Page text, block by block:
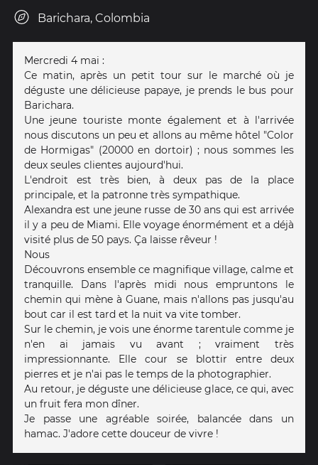
Barichara, Colombia
Mercredi 4 mai :
Ce matin, après un petit tour sur le marché où je
déguste une délicieuse papaye, je prends le bus pour
Barichara.
Une jeune touriste monte également et à l'arrivée
nous discutons un peu et allons au même hôtel "Color
de Hormigas" (20000 en dortoir) ; nous sommes les
deux seules clientes aujourd'hui.
L'endroit est très bien, à deux pas de la place
principale, et la patronne très sympathique.
Alexandra est une jeune russe de 30 ans qui est arrivée
il y a peu de Miami. Elle voyage énormément et a déjà
visité plus de 50 pays. Ça laisse rêveur !
Nous
Découvrons ensemble ce magnifique village, calme et
tranquille. Dans l'après midi nous empruntons le
chemin qui mène à Guane, mais n'allons pas jusqu'au
bout car il est tard et la nuit va vite tomber.
Sur le chemin, je vois une énorme tarentule comme je
n'en ai jamais vu avant ; vraiment très
impressionnante. Elle cour se blottir entre deux
pierres et je n'ai pas le temps de la photographier.
Au retour, je déguste une délicieuse glace, ce qui, avec
un fruit fera mon dîner.
Je passe une agréable soirée, balancée dans un
hamac. J'adore cette douceur de vivre !